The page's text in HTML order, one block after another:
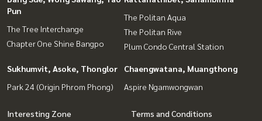
Pun
The Tree Interchange
Chapter One Shine Bangpo
The Politan Aqua
The Politan Rive
Plum Condo Central Station
Sukhumvit, Asoke, Thonglor
Park 24 (Origin Phrom Phong)
Chaengwatana, Muangthong
Aspire Ngamwongwan
Interesting Zone Terms and Conditions